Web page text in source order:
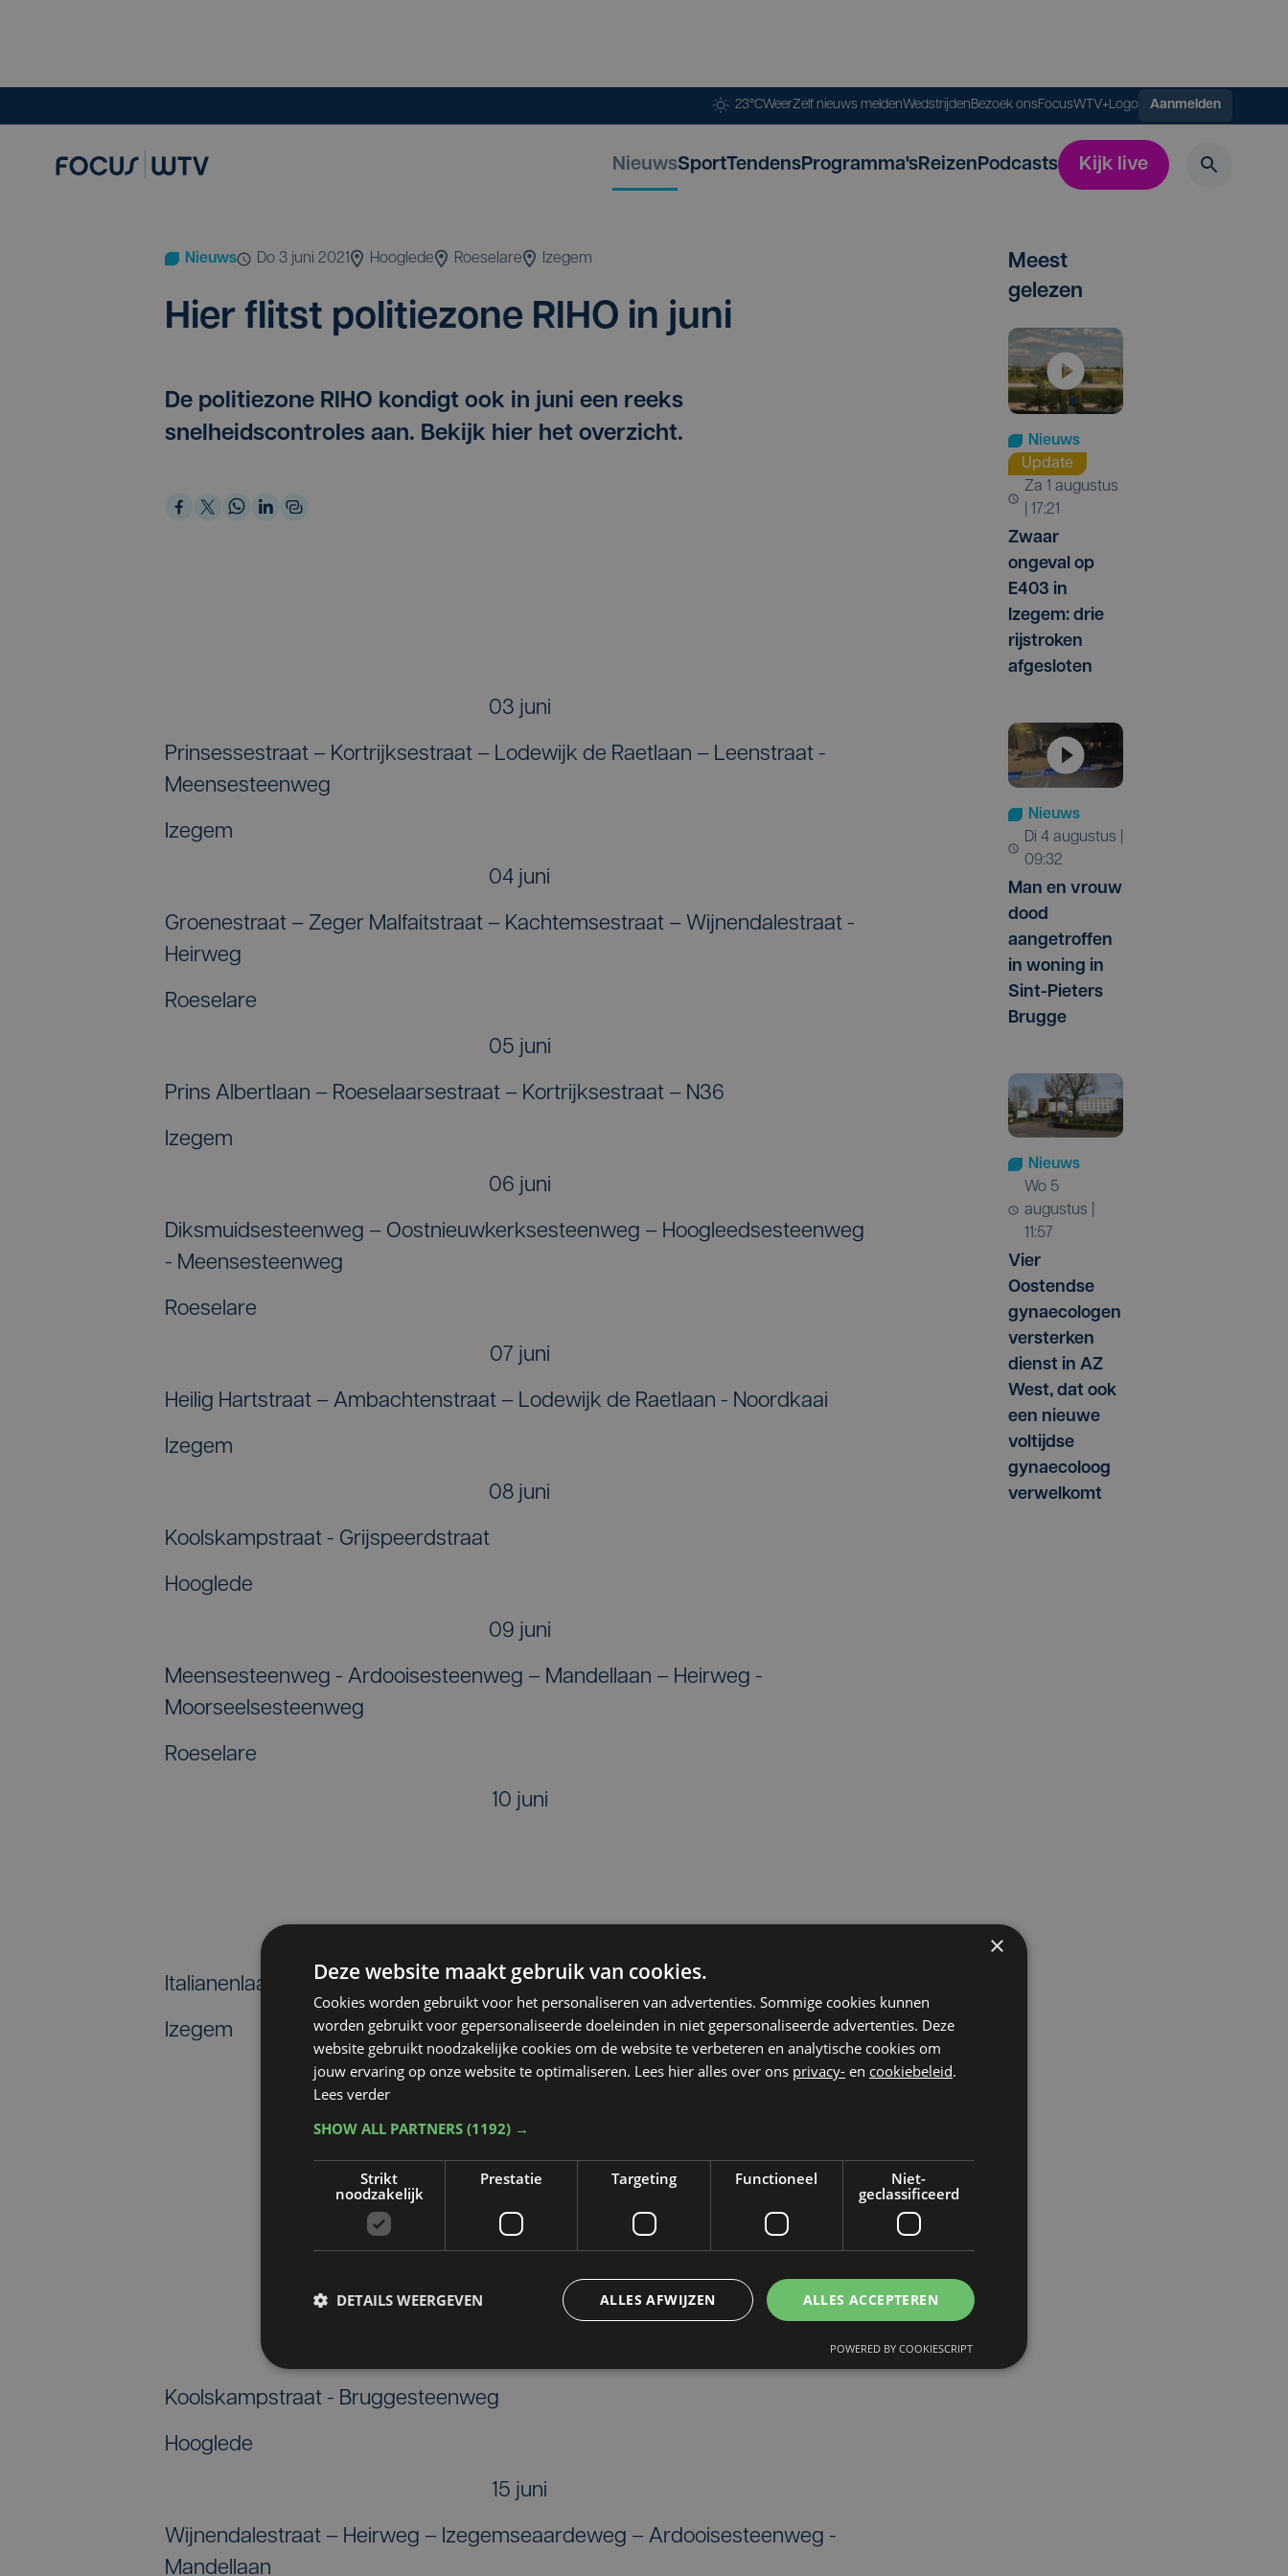
23°CWeerZelf nieuws meldenWedstrijdenBezoek onsFocusWTV+Logo Aanmelden
NieuwsSportTendensProgramma'sReizenPodcasts Kijk live
Nieuws do 3 juni 2021 Hooglede Roeselare Izegem
Hier flitst poli­tie­zo­ne RIHO in juni
De politiezone RIHO kondigt ook in juni een reeks
snelheidscontroles aan. Bekijk hier het overzicht.
03 juni
Prinsessestraat – Kortrijksestraat – Lodewijk de Raetlaan – Leenstraat -
Meensesteenweg
Izegem
04 juni
Groenestraat – Zeger Malfaitstraat – Kachtemsestraat – Wijnendalestraat -
Heirweg
Roeselare
05 juni
Prins Albertlaan – Roeselaarsestraat – Kortrijksestraat – N36
Izegem
06 juni
Diksmuidsesteenweg – Oostnieuwkerksesteenweg – Hoogleedsesteenweg
- Meensesteenweg
Roeselare
07 juni
Heilig Hartstraat – Ambachtenstraat – Lodewijk de Raetlaan - Noordkaai
Izegem
08 juni
Koolskampstraat - Grijspeerdstraat
Hooglede
09 juni
Meensesteenweg - Ardooisesteenweg – Mandellaan – Heirweg -
Moorseelsesteenweg
Roeselare
10 juni
Italianenlaan – N36 – Ardooisestraat – Gentseheerweg - Meensesteenweg
Izegem
12 juni
13 juni
Koolskampstraat - Bruggesteenweg
Hooglede
15 juni
Wijnendalestraat – Heirweg – Izegemseaardeweg – Ardooisesteenweg -
Mandellaan
Meest
gelezen
Nieuws
Update
za 1 augustus
| 17:21
Zwaar
ongeval op
E403 in
Izegem: drie
rijstroken
afgesloten
Nieuws
di 4 augustus |
09:32
Man en vrouw
dood
aangetroffen
in woning in
Sint-Pieters
Brugge
Nieuws
wo 5
augustus |
11:57
Vier
Oostendse
gynaecologen
versterken
dienst in AZ
West, dat ook
een nieuwe
voltijdse
gynaecoloog
verwelkomt
×
Deze website maakt gebruik van cookies.
Cookies worden gebruikt voor het personaliseren van advertenties. Sommige cookies kunnen
worden gebruikt voor gepersonaliseerde doeleinden in niet gepersonaliseerde advertenties. Deze
website gebruikt noodzakelijke cookies om de website te verbeteren en analytische cookies om
jouw ervaring op onze website te optimaliseren. Lees hier alles over ons privacy- en cookiebeleid.
Lees verder
SHOW ALL PARTNERS (1192) →
Strikt
noodzakelijk
Prestatie Targeting Functioneel
Niet-
geclassificeerd
ALLES ACCEPTEREN
ALLES AFWIJZEN
DETAILS WEERGEVEN
POWERED BY COOKIESCRIPT